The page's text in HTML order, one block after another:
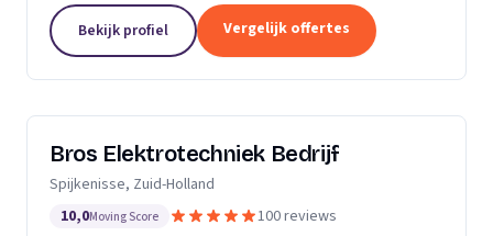
Bekijk profiel Vergelijk offertes
Bros Elektrotechniek Bedrijf
Spijkenisse, Zuid-Holland
10,0Moving Score 100 reviews